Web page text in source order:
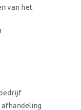
van het